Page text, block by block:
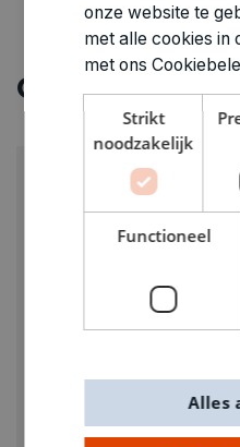
Ontdek meer
onze website te
met alle cookies in
met ons
Strikt
noodzakelijk
Functioneel
Alles